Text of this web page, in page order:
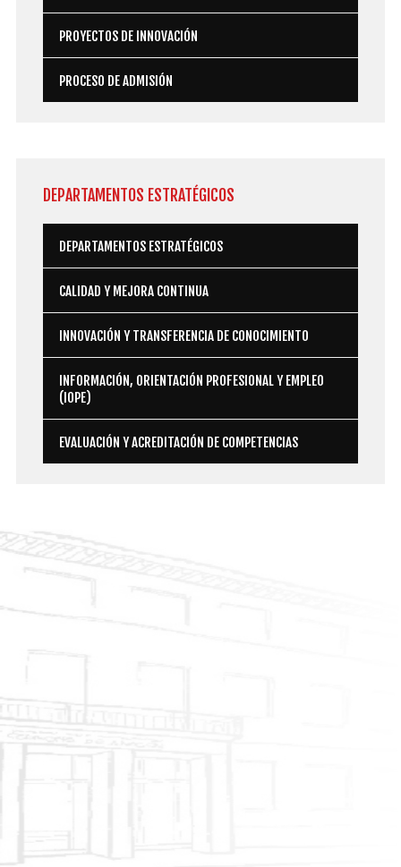
Construcción y obra civil
Electricidad y electrónica
Administración y gestión
PROYECTOS DE INNOVACIÓN
PROCESO DE ADMISIÓN
DEPARTAMENTOS ESTRATÉGICOS
DEPARTAMENTOS ESTRATÉGICOS
CALIDAD Y MEJORA CONTINUA
INNOVACIÓN Y TRANSFERENCIA DE CONOCIMIENTO
INFORMACIÓN, ORIENTACIÓN PROFESIONAL Y EMPLEO
(IOPE)
EVALUACIÓN Y ACREDITACIÓN DE COMPETENCIAS